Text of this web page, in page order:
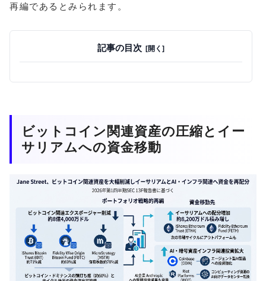
再編であるとみられます。
記事の目次
ビットコイン関連資産の圧縮とイー
サリアムへの資金移動